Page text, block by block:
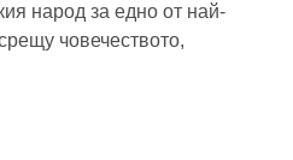
народ за едно от най-
човечеството,